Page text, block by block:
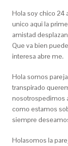
Hola soy chico 24
unico aqui la
amistad
Que va bien
interesa abre me.
Hola somos
transpirado
nosotrospedimos
como estamos
siempre
Holasomos la